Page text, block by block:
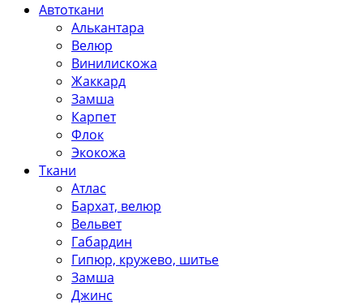
Автоткани
Алькантара
Велюр
Винилискожа
Жаккард
Замша
Карпет
Флок
Экокожа
Ткани
Атлас
Бархат, велюр
Вельвет
Габардин
Гипюр, кружево, шитье
Замша
Джинс